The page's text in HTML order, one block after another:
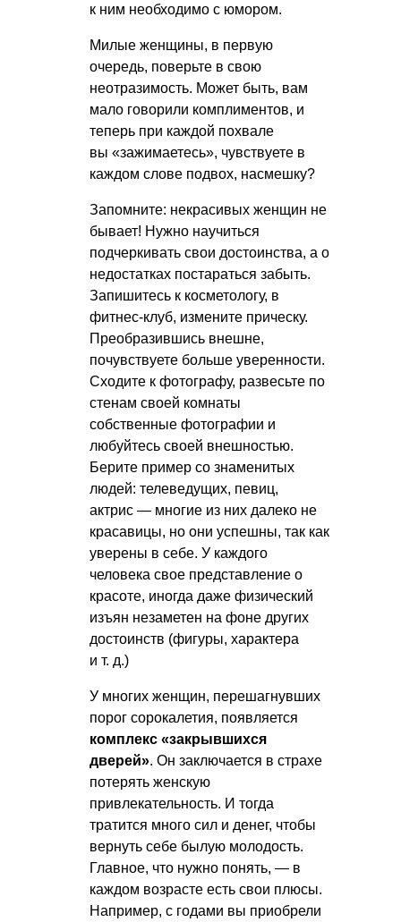
к ним необходимо с юмором.
Милые женщины, в первую
очередь, поверьте в свою
неотразимость. Может быть, вам
мало говорили комплиментов, и
теперь при каждой похвале
вы «зажимаетесь», чувствуете в
каждом слове подвох, насмешку?
Запомните: некрасивых женщин не
бывает! Нужно научиться
подчеркивать свои достоинства, а о
недостатках постараться забыть.
Запишитесь к косметологу, в
фитнес-клуб, измените прическу.
Преобразившись внешне,
почувствуете больше уверенности.
Сходите к фотографу, развесьте по
стенам своей комнаты
собственные фотографии и
любуйтесь своей внешностью.
Берите пример со знаменитых
людей: телеведущих, певиц,
актрис — многие из них далеко не
красавицы, но они успешны, так как
уверены в себе. У каждого
человека свое представление о
красоте, иногда даже физический
изъян незаметен на фоне других
достоинств (фигуры, характера
и т. д.)
У многих женщин, перешагнувших
порог сорокалетия, появляется
комплекс «закрывшихся
дверей». Он заключается в страхе
потерять женскую
привлекательность. И тогда
тратится много сил и денег, чтобы
вернуть себе былую молодость.
Главное, что нужно понять, — в
каждом возрасте есть свои плюсы.
Например, с годами вы приобрели